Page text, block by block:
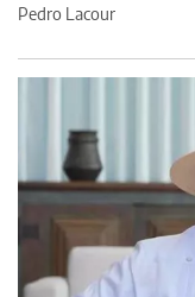
Pedro Lacour